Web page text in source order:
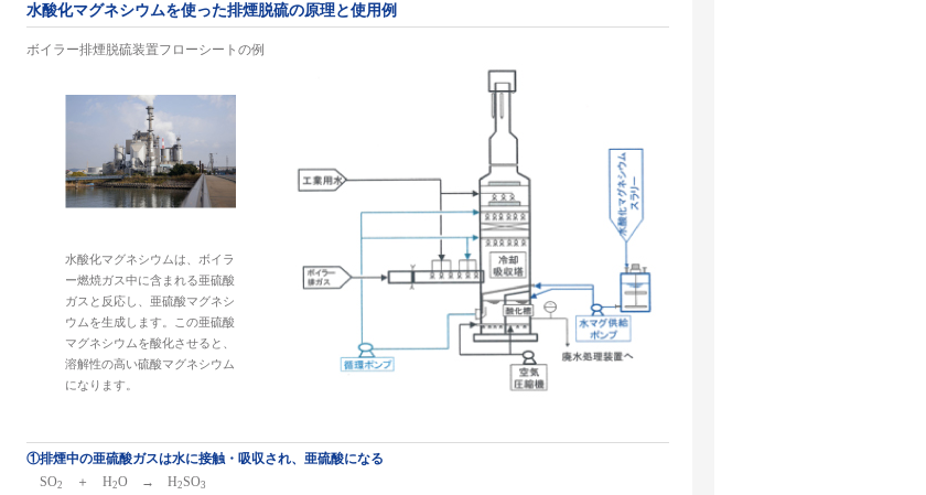
水酸化マグネシウムを使った排煙脱硫の原理と使用例
ボイラー排煙脱硫装置フローシートの例
水酸化マグネシウムは、ボイラ
ー燃焼ガス中に含まれる亜硫酸
ガスと反応し、亜硫酸マグネシ
ウムを生成します。この亜硫酸
マグネシウムを酸化させると、
溶解性の高い硫酸マグネシウム
になります。
①排煙中の亜硫酸ガスは水に接触・吸収され、亜硫酸になる
SO2 ＋ H2O → H2SO3